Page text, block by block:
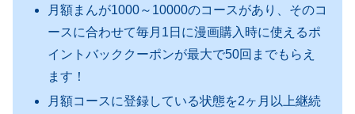
月額まんが1000～10000のコースがあり、そのコ
ースに合わせて毎月1日に漫画購入時に使えるポ
イントバッククーポンが最大で50回までもらえ
ます！
月額コースに登録している状態を2ヶ月以上継続